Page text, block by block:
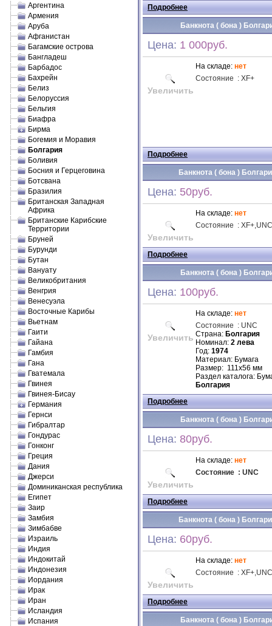
Аргентина
Армения
Аруба
Афганистан
Багамские острова
Бангладеш
Барбадос
Бахрейн
Белиз
Белоруссия
Бельгия
Биафра
Бирма
Богемия и Моравия
Болгария
Боливия
Босния и Герцеговина
Ботсвана
Бразилия
Британская Западная
Африка
Британские Карибские
Территории
Бруней
Бурунди
Бутан
Вануату
Великобритания
Венгрия
Венесуэла
Восточные Карибы
Вьетнам
Гаити
Гайана
Гамбия
Гана
Гватемала
Гвинея
Гвинея-Бисау
Германия
Гернси
Гибралтар
Гондурас
Гонконг
Греция
Дания
Джерси
Доминиканская республика
Египет
Заир
Замбия
Зимбабве
Израиль
Индия
Индокитай
Индонезия
Иордания
Ирак
Иран
Исландия
Испания
Подробнее
Банкнота ( бона )
Цена: 1 000руб.
Увеличить
На складе: нет
Состояние : XF+
Подробнее
Банкнота ( бона )
Цена: 50руб.
Увеличить
На складе: нет
Состояние : XF+,UNC
Подробнее
Банкнота ( бона )
Цена: 100руб.
Увеличить
На складе: нет
Состояние : UNC
Страна: Болгария
Номинал: 2 лева
Год: 1974
Материал: Бумага
Размер: 111х56 мм
Раздел каталога:
Болгария
Подробнее
Банкнота ( бона )
Цена: 80руб.
Увеличить
На складе: нет
Состояние : UNC
Подробнее
Банкнота ( бона )
Цена: 60руб.
Увеличить
На складе: нет
Состояние : XF+,UNC
Подробнее
Банкнота ( бона )